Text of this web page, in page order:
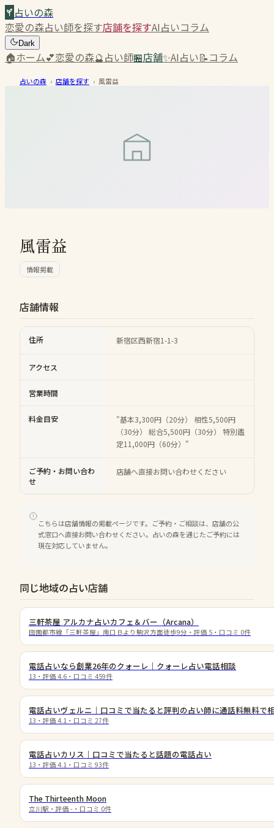
占いの森
恋愛の森占い師を探す店舗を探すAI占いコラム
Dark
🏠ホーム💕恋愛の森🔮占い師🏪店舗✨AI占い📝コラム
占いの森 › 店舗を探す › 風雷益
風雷益
情報掲載
店舗情報
住所 新宿区西新宿1-1-3
アクセス
営業時間
料金目安
"基本3,300円（20分） 相性5,500円
（30分） 総合5,500円（30分） 特別鑑
定11,000円（60分）"
ご予約・お問い合わ
せ
店舗へ直接お問い合わせください
こちらは店舗情報の掲載ページです。ご予約・ご相談は、店舗の公
式窓口へ直接お問い合わせください。占いの森を通じたご予約には
現在対応していません。
同じ地域の占い店舗
三軒茶屋 アルカナ占いカフェ＆バー（Arcana）
田園都市線「三軒茶屋」南口Ｂより駒沢方面徒歩9分 ・評価 5 ・口コミ 0件
電話占いなら創業26年のクォーレ｜クォーレ占い電話相談
13 ・評価 4.6 ・口コミ 459件
電話占いヴェルニ｜口コミで当たると評判の占い師に通話料無料で
13 ・評価 4.1 ・口コミ 27件
電話占いカリス｜口コミで当たると話題の電話占い
13 ・評価 4.1 ・口コミ 93件
The Thirteenth Moon
立川駅 ・評価 - ・口コミ 0件